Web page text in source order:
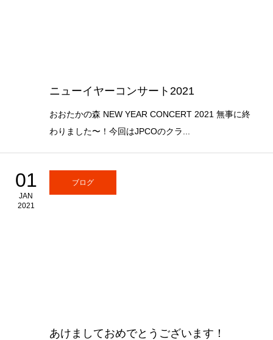
ニューイヤーコンサート2021
おおたかの森 NEW YEAR CONCERT 2021 無事に終
わりました〜！今回はJPCOのクラ...
01
JAN
2021
ブログ
あけましておめでとうございます！